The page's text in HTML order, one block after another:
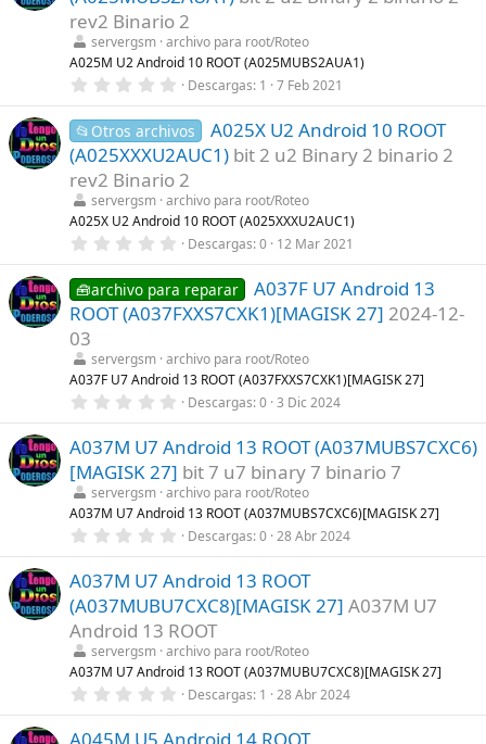
t
r
e
l
a
(
s
)
rev2 Binario 2
servergsm archivo para root/Roteo
A025M U2 Android 10 ROOT (A025MUBS2AUA1)
0
0
0
e
s
t
r
e
l
a
(
s
)
Descargas 1 7 Feb 2021
📂Otros archivos
A025X U2 Android 10 ROOT
(A025XXXU2AUC1) bit 2 u2 Binary 2 binario 2
rev2 Binario 2
servergsm archivo para root/Roteo
A025X U2 Android 10 ROOT (A025XXXU2AUC1)
0
0
0
e
s
e
l
a
(
s
)
Descargas 0 12 Mar 2021
🧰archivo para reparar
A037F U7 Android 13
ROOT (A037FXXS7CXK1)[MAGISK 27] 2024-12-
03
servergsm archivo para root/Roteo
A037F U7 Android 13 ROOT (A037FXXS7CXK1)[MAGISK 27]
0
0
0
e
s
t
r
e
l
(
s
)
Descargas 0 3 Dic 2024
A037M U7 Android 13 ROOT (A037MUBS7CXC6)
[MAGISK 27] bit 7 u7 binary 7 binario 7
servergsm archivo para root/Roteo
A037M U7 Android 13 ROOT (A037MUBS7CXC6)[MAGISK 27]
0
0
0
e
s
t
r
e
l
a
(
s
Descargas 0 28 Abr 2024
A037M U7 Android 13 ROOT
(A037MUBU7CXC8)[MAGISK 27] A037M U7
Android 13 ROOT
servergsm archivo para root/Roteo
A037M U7 Android 13 ROOT (A037MUBU7CXC8)[MAGISK 27]
0
0
0
Descargas 1 28 Abr 2024
A045M U5 Android 14 ROOT